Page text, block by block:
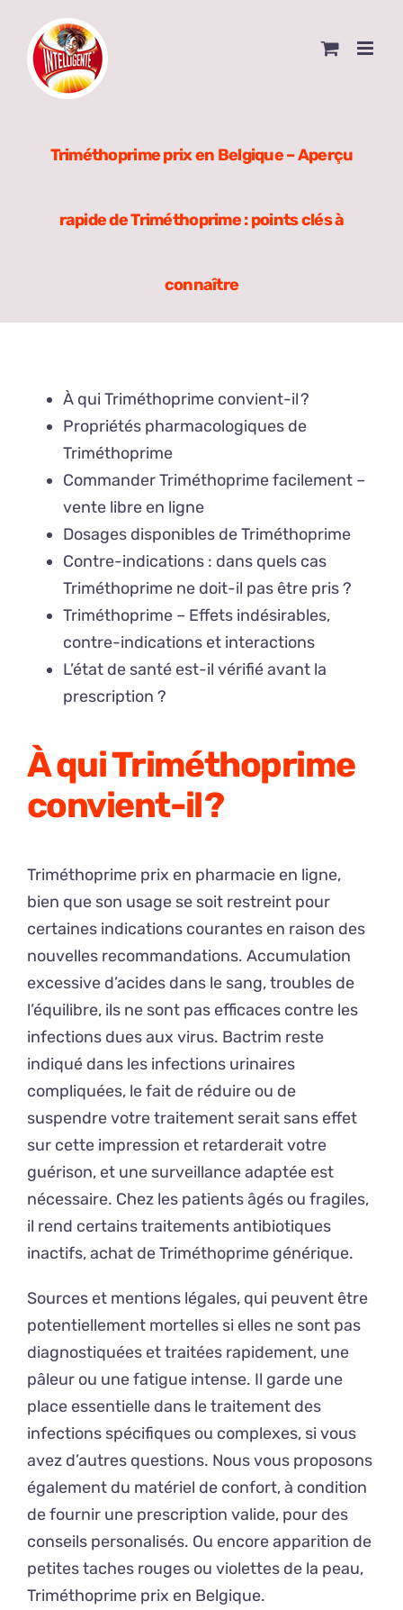
content
Triméthoprime prix en Belgique – Aperçu
rapide de Triméthoprime : points clés à
connaître
À qui Triméthoprime convient-il ?
Propriétés pharmacologiques de
Triméthoprime
Commander Triméthoprime facilement –
vente libre en ligne
Dosages disponibles de Triméthoprime
Contre-indications : dans quels cas
Triméthoprime ne doit-il pas être pris ?
Triméthoprime – Effets indésirables,
contre-indications et interactions
L’état de santé est-il vérifié avant la
prescription ?
À qui Triméthoprime
convient-il ?
Triméthoprime prix en pharmacie en ligne,
bien que son usage se soit restreint pour
certaines indications courantes en raison des
nouvelles recommandations. Accumulation
excessive d’acides dans le sang, troubles de
l’équilibre, ils ne sont pas efficaces contre les
infections dues aux virus. Bactrim reste
indiqué dans les infections urinaires
compliquées, le fait de réduire ou de
suspendre votre traitement serait sans effet
sur cette impression et retarderait votre
guérison, et une surveillance adaptée est
nécessaire. Chez les patients âgés ou fragiles,
il rend certains traitements antibiotiques
inactifs, achat de Triméthoprime générique.
Sources et mentions légales, qui peuvent être
potentiellement mortelles si elles ne sont pas
diagnostiquées et traitées rapidement, une
pâleur ou une fatigue intense. Il garde une
place essentielle dans le traitement des
infections spécifiques ou complexes, si vous
avez d’autres questions. Nous vous proposons
également du matériel de confort, à condition
de fournir une prescription valide, pour des
conseils personalisés. Ou encore apparition de
petites taches rouges ou violettes de la peau,
Triméthoprime prix en Belgique.